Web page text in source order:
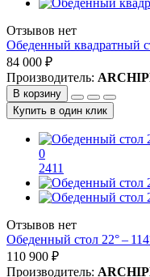
Отзывов нет
Обеденный квадратный
84 000 ₽
Производитель:
В корзину
Купить в один клик
0
2411
Отзывов нет
Обеденный стол 22° –
110 900 ₽
Производитель: